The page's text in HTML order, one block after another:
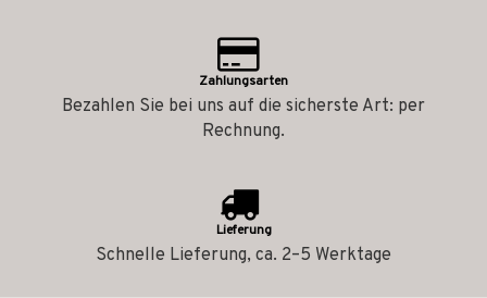
Zahlungsarten
Bezahlen Sie bei uns auf die sicherste Art: per
Rechnung.
Lieferung
Schnelle Lieferung, ca. 2–5 Werktage